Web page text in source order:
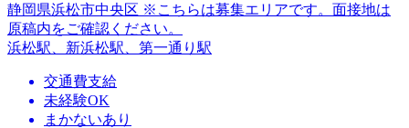
静岡県浜松市中央区 ※こちらは募集エリアです。面接地は
原稿内をご確認ください。
浜松駅、新浜松駅、第一通り駅
交通費支給
未経験OK
まかないあり